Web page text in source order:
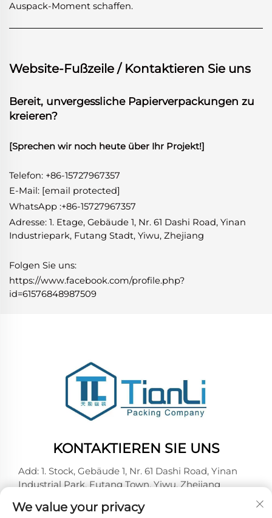
Auspack-Moment schaffen.
Website-Fußzeile / Kontaktieren Sie uns
Bereit, unvergessliche Papierverpackungen zu
kreieren?
[Sprechen wir noch heute über Ihr Projekt!]
Telefon: +86-15727967357
E-Mail: [email protected]
WhatsApp :+86-15727967357
Adresse: 1. Etage, Gebäude 1, Nr. 61 Dashi Road, Yinan
Industriepark, Futang Stadt, Yiwu, Zhejiang
Folgen Sie uns:
https://www.facebook.com/profile.php?
id=61576848987509
KONTAKTIEREN SIE UNS
Add: 1. Stock, Gebäude 1, Nr. 61 Dashi Road, Yinan
Industrial Park, Futang Town, Yiwu, Zhejiang
Tel.: +86-18257492146
We value your privacy